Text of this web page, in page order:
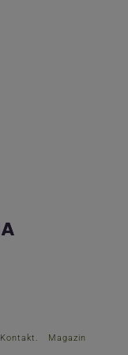
Kontakt . Magazin